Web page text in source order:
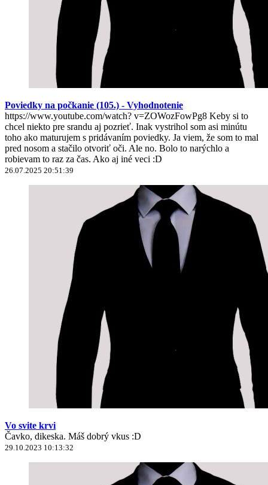
Poviedky na počkanie (105.) - Vyhodnotenie
https://www.youtube.com/watch? v=ZOWozFowPg8 Keby si to
chcel niekto pre srandu aj pozrieť. Inak vystrihol som asi minútu
toho ako maturujem s pridávaním poviedky. Ja viem, že som to mal
pred nosom a stačilo otvoriť oči. Ale no. Bolo to narýchlo a
robievam to raz za čas. Ako aj iné veci :D
26.07.2025 20:51:39
Vo svite krvi
Čavko, dikeska. Máš dobrý vkus :D
29.10.2023 10:13:32